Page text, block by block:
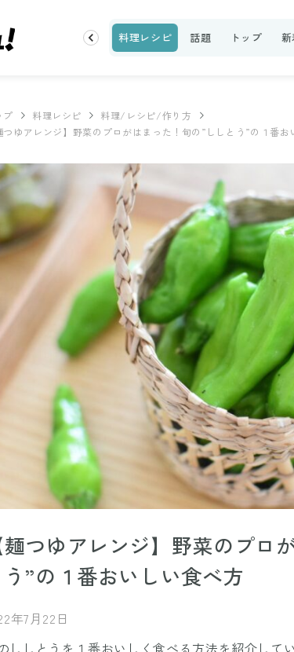
・雑貨 スーパー 料理レシピ 話題 トップ
プ 料理レシピ
料理/レシピ/作り方
つゆアレンジ】野菜のプロがはまった！旬の”ししとう”の１番お
麺つゆアレンジ】野菜のプロ
う”の１番おいしい食べ方
年7月22日
ししとうを１番おいしく食べる方法を紹介してい